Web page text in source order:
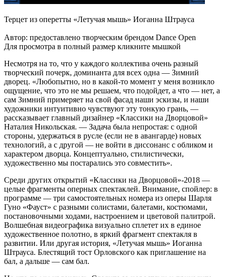
Терцет из оперетты «Летучая мышь» Иоганна Штрауса
Автор: предоставлено творческим брендом Dance Open
Для просмотра в полный размер кликните мышкой
Несмотря на то, что у каждого коллектива очень разный
творческий почерк, доминанта для всех одна — Зимний
дворец. «Любопытно, но в какой-то момент у меня возникло
ощущение, что это не мы решаем, что подойдет, а что — нет, а
сам Зимний примеряет на свой фасад наши эскизы, и наши
художники интуитивно чувствуют эту тонкую грань, —
рассказывает главный дизайнер «Классики на Дворцовой»
Наталия Никольская. — Задача была непростая: с одной
стороны, удержаться в русле (если не в авангарде) новых
технологий, а с другой — не войти в диссонанс с обликом и
характером дворца. Концептуально, стилистически,
художественно мы постарались это совместить».
Среди других открытий «Классики на Дворцовой»-2018 —
целые фрагменты оперных спектаклей. Внимание, спойлер: в
программе — три самостоятельных номера из оперы Шарля
Гуно «Фауст» с разными солистами, балетами, костюмами,
постановочными ходами, настроением и цветовой палитрой.
Волшебная видеографика визуально сплетет их в единое
художественное полотно, в яркий фрагмент спектакля в
развитии. Или другая история, «Летучая мышь» Иоганна
Штрауса. Блестящий тост Орловского как приглашение на
бал, а дальше — сам бал.